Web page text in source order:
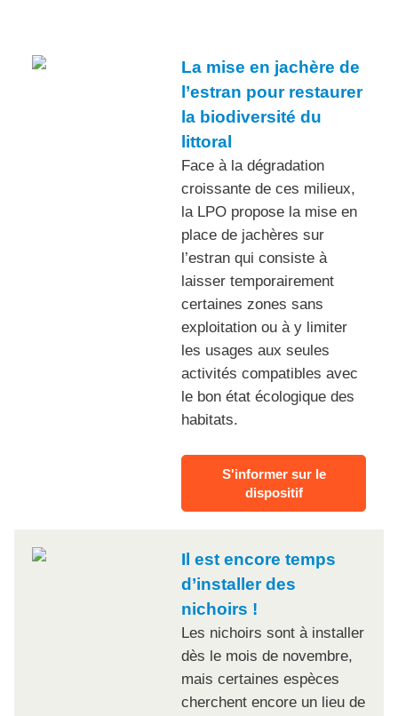
La mise en jachère de
l’estran pour restaurer
la biodiversité du
littoral
Face à la dégradation
croissante de ces milieux,
la LPO propose la mise en
place de jachères sur
l’estran qui consiste à
laisser temporairement
certaines zones sans
exploitation ou à y limiter
les usages aux seules
activités compatibles avec
le bon état écologique des
habitats.
S'informer sur le
dispositif
Il est encore temps
d’installer des
nichoirs !
Les nichoirs sont à installer
dès le mois de novembre,
mais certaines espèces
cherchent encore un lieu de